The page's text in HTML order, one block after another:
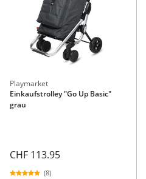
Playmarket
Einkaufstrolley "Go Up Basic"
grau
CHF 113.95
(8)